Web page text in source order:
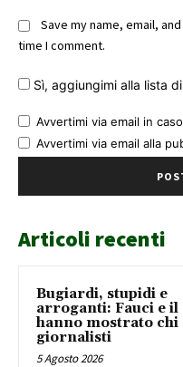
Save my name, email,
time I comment.
Sì, aggiungimi alla lista
Avvertimi via email in
Avvertimi via email alla
Articoli recenti
Bugiardi, stupidi e
arroganti: Fauci e il
hanno mostrato chi
giornalisti
5 Agosto 2026